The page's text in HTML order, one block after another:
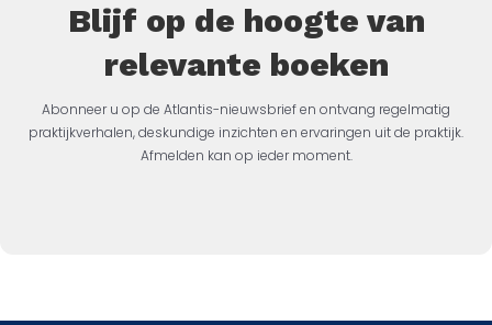
Blijf op de hoogte van
relevante boeken
Abonneer u op de Atlantis-nieuwsbrief en ontvang regelmatig
praktijkverhalen, deskundige inzichten en ervaringen uit de praktijk.
Afmelden kan op ieder moment.